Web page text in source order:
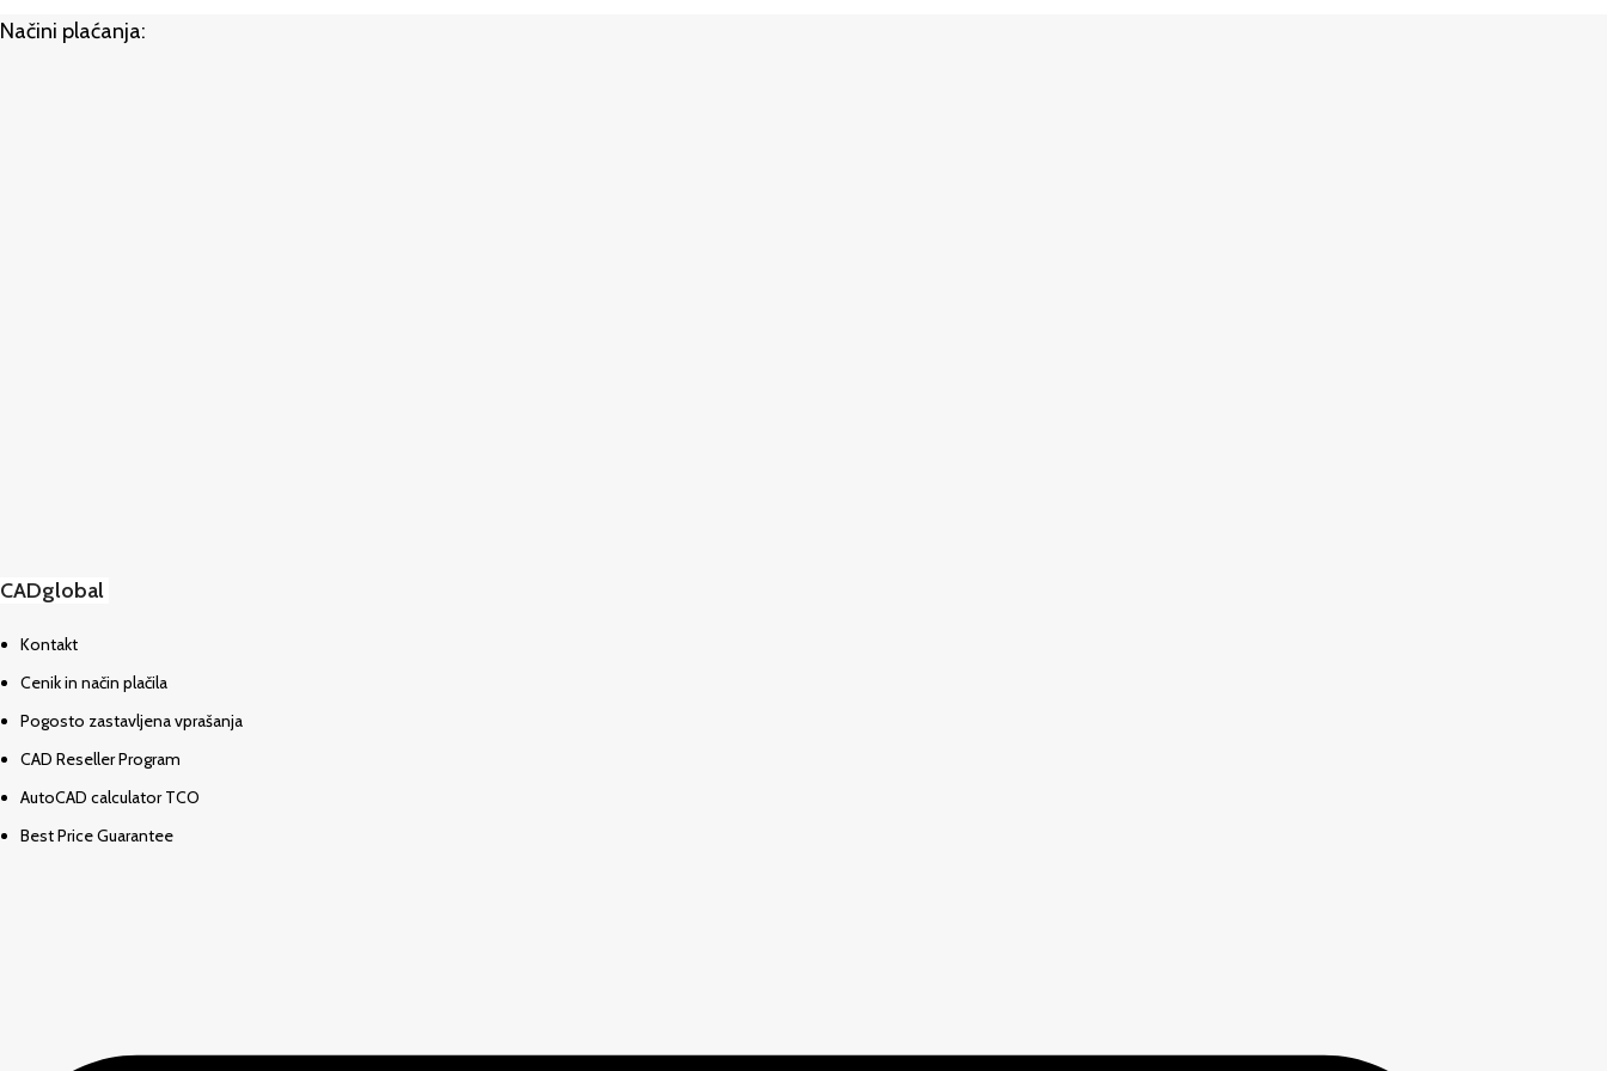
Načini plaćanja:
CADglobal
Kontakt
Cenik in način plačila
Pogosto zastavljena vprašanja
CAD Reseller Program
AutoCAD calculator TCO
Best Price Guarantee